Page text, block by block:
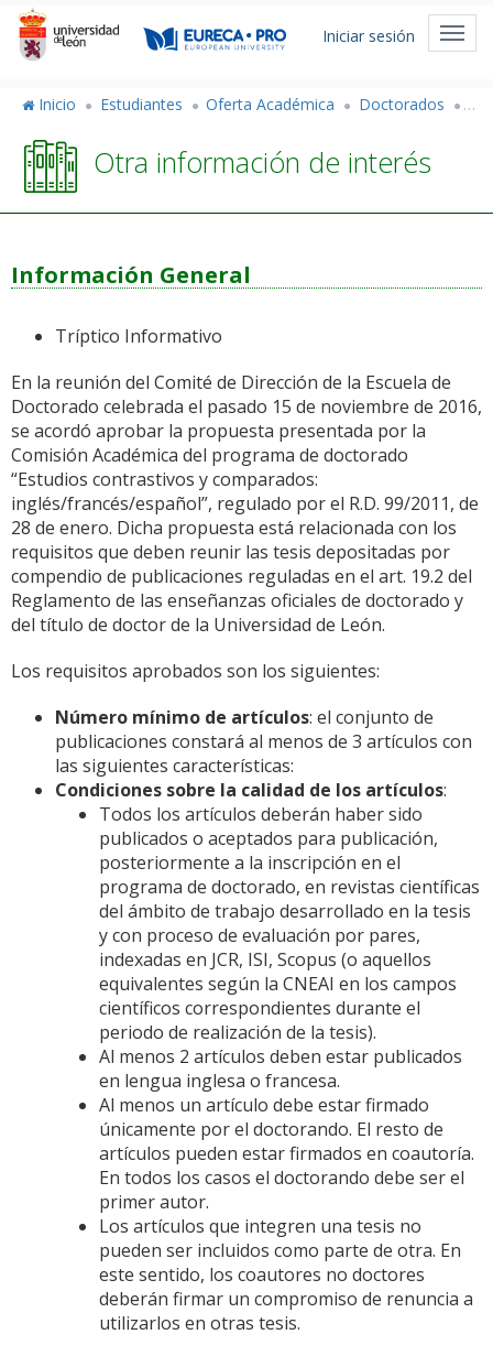
Pasar
contenido
Menú
cuenta
usuario
Iniciar sesión
Inicio Estudiantes Oferta Académica Doctorados
Otra información de interés
Información General
Tríptico Informativo
En la reunión del Comité de Dirección de la Escuela de
Doctorado celebrada el pasado 15 de noviembre de 2016,
se acordó aprobar la propuesta presentada por la
Comisión Académica del programa de doctorado
“Estudios contrastivos y comparados:
inglés/francés/español”, regulado por el R.D. 99/2011, de
28 de enero. Dicha propuesta está relacionada con los
requisitos que deben reunir las tesis depositadas por
compendio de publicaciones reguladas en el art. 19.2 del
Reglamento de las enseñanzas oficiales de doctorado y
del título de doctor de la Universidad de León.
Los requisitos aprobados son los siguientes:
Número mínimo de artículos: el conjunto de
publicaciones constará al menos de 3 artículos con
las siguientes características:
Condiciones sobre la calidad de los artículos:
Todos los artículos deberán haber sido
publicados o aceptados para publicación,
posteriormente a la inscripción en el
programa de doctorado, en revistas científicas
del ámbito de trabajo desarrollado en la tesis
y con proceso de evaluación por pares,
indexadas en JCR, ISI, Scopus (o aquellos
equivalentes según la CNEAI en los campos
científicos correspondientes durante el
periodo de realización de la tesis).
Al menos 2 artículos deben estar publicados
en lengua inglesa o francesa.
Al menos un artículo debe estar firmado
únicamente por el doctorando. El resto de
artículos pueden estar firmados en coautoría.
En todos los casos el doctorando debe ser el
primer autor.
Los artículos que integren una tesis no
pueden ser incluidos como parte de otra. En
este sentido, los coautores no doctores
deberán firmar un compromiso de renuncia a
utilizarlos en otras tesis.